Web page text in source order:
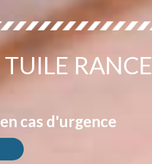
RANCE
cas d'urgence